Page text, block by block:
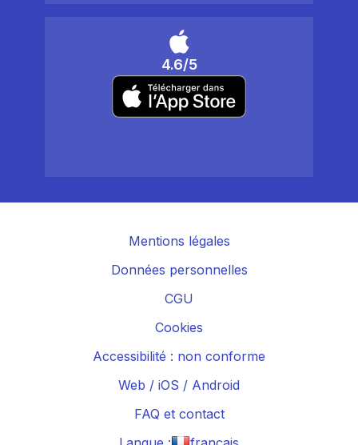
4.6/5
Mentions légales
Données personnelles
CGU
Cookies
Accessibilité : non conforme
Web / iOS / Android
FAQ et contact